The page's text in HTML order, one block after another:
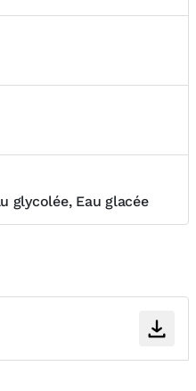
glycolée, Eau glacée